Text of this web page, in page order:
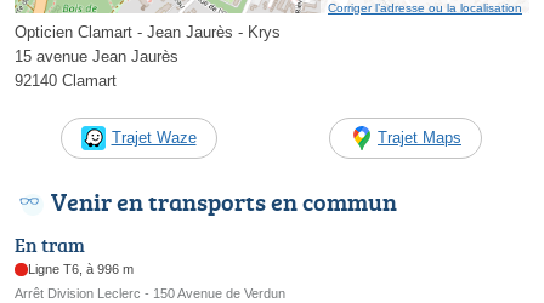
Corriger l’adresse ou la localisation
Opticien Clamart - Jean Jaurès - Krys
15 avenue Jean Jaurès
92140 Clamart
Trajet Waze Trajet Maps
Venir en transports en commun
En tram
Ligne T6, à 996 m
Arrêt Division Leclerc - 150 Avenue de Verdun